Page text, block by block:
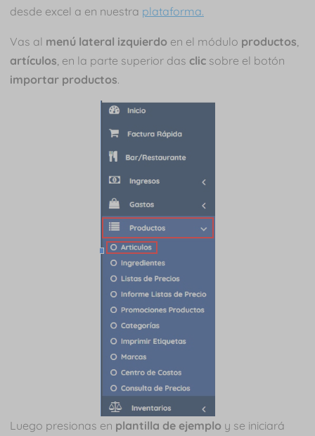
desde excel a en nuestra plataforma.
Vas al menú lateral izquierdo en el módulo productos
artículos , en la parte superior das clic sobre el botón
importar productos.
Luego presionas en plantilla de ejemplo y se iniciará